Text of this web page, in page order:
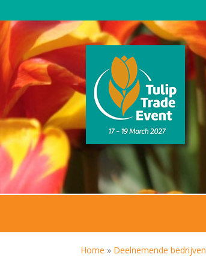
Home » Deelnemende bedrijven